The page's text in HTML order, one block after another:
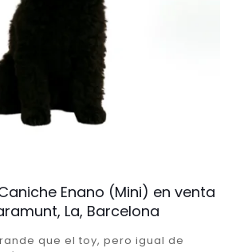
Enano (Mini) en venta
La, Barcelona
que el toy, pero igual de